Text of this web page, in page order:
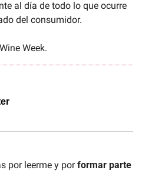
al día de todo lo que ocurre
del consumidor.
Week.
por leerme y por formar parte